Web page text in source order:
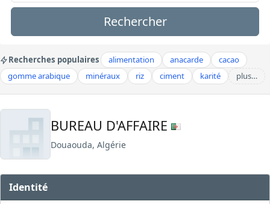
Rechercher
Recherches populaires alimentation anacarde
cacao
gomme arabique
minéraux riz ciment karité plus…
BUREAU D'AFFAIRE
Douaouda, Algérie
Identité